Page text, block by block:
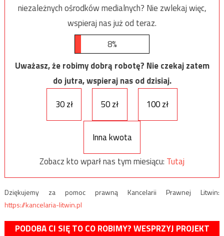
niezależnych ośrodków medialnych? Nie zwlekaj więc,
wspieraj nas już od teraz.
8%
Uważasz, że robimy dobrą robotę? Nie czekaj zatem
do jutra, wspieraj nas od dzisiaj.
30 zł
50 zł 100 zł
Inna kwota
Zobacz kto wparł nas tym miesiącu: Tutaj
Dziękujemy za pomoc prawną Kancelarii Prawnej Litwin:
https://kancelaria-litwin.pl
PODOBA CI SIĘ TO CO ROBIMY? WESPRZYJ PROJEKT